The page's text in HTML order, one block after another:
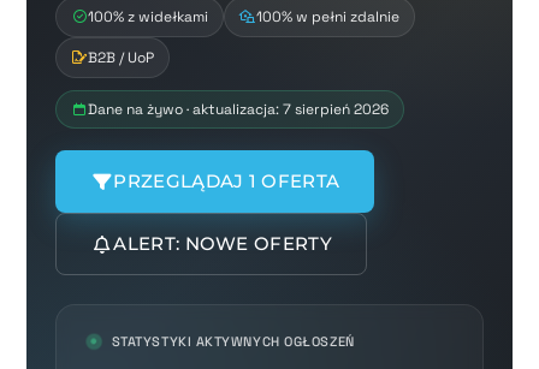
100% z widełkami 100% w pełni zdalnie
B2B / UoP
Dane na żywo · aktualizacja: 7 sierpień 2026
PRZEGLĄDAJ 1 OFERTA
ALERT: NOWE OFERTY
STATYSTYKI AKTYWNYCH OGŁOSZEŃ